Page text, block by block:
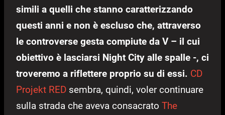
simili a quelli che stanno caratterizzando
questi anni e non è escluso che, attraverso
le controverse gesta compiute da V – il cui
obiettivo è lasciarsi Night City alle spalle -, ci
troveremo a riflettere proprio su di essi. CD
Projekt RED sembra, quindi, voler continuare
sulla strada che aveva consacrato The